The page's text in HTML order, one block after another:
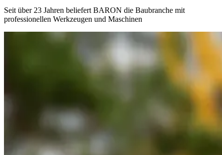
Seit über 23 Jahren beliefert BARON die Baubranche mit
professionellen Werkzeugen und Maschinen